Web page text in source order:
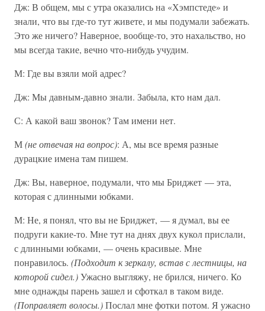
Дж: В общем, мы с утра оказались на «Хэмпстеде» и
знали, что вы где-то тут живете, и мы подумали забежать.
Это же ничего? Наверное, вообще-то, это нахальство, но
мы всегда такие, вечно что-нибудь учудим.
М: Где вы взяли мой адрес?
Дж: Мы давным-давно знали. Забыла, кто нам дал.
С: А какой ваш звонок? Там имени нет.
М(не отвечая на вопрос): А, мы все время разные
дурацкие имена там пишем.
Дж: Вы, наверное, подумали, что мы Бриджет — эта,
которая с длинными юбками.
М: Не, я понял, что вы не Бриджет, — я думал, вы ее
подруги какие-то. Мне тут на днях двух кукол прислали,
с длинными юбками, — очень красивые. Мне
понравилось. (Подходит к зеркалу, встав с лестницы, на
которой сидел.)Ужасно выгляжу, не брился, ничего. Ко
мне однажды парень зашел и сфоткал в таком виде.
(Поправляет волосы.)Послал мне фотки потом. Я ужасно